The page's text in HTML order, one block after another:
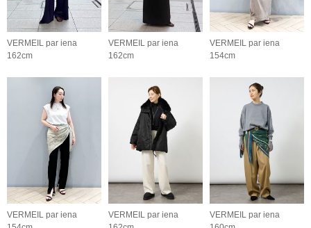
VERMEIL par iena
162cm
VERMEIL par iena
162cm
VERMEIL par iena
154cm
VERMEIL par iena
VERMEIL par iena
VERMEIL par iena